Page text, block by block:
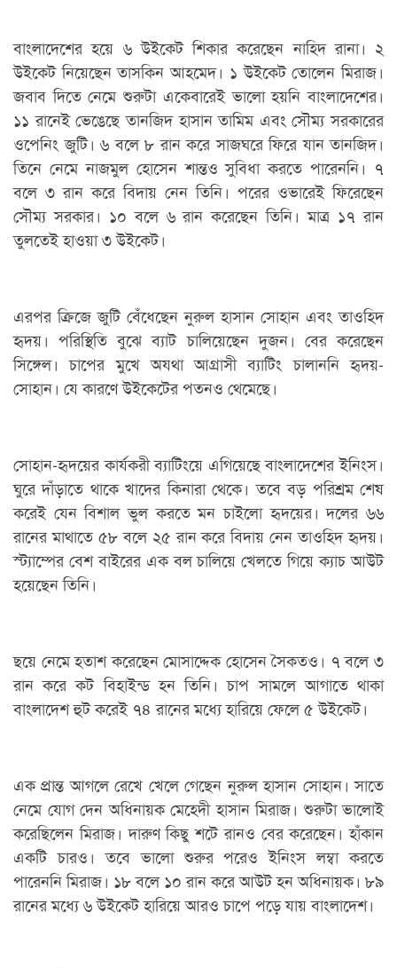
বাংলাদেশের হয়ে ৬ উইকেট শিকার করেছেন নাহিদ রানা। ২
উইকেট নিয়েছেন তাসকিন আহমেদ। ১ উইকেট তোলেন মিরাজ।
জবাব দিতে নেমে শুরুটা একেবারেই ভালো হয়নি বাংলাদেশের।
১১ রানেই ভেঙেছে তানজিদ হাসান তামিম এবং সৌম্য সরকারের
ওপেনিং জুটি। ৬ বলে ৮ রান করে সাজঘরে ফিরে যান তানজিদ।
তিনে নেমে নাজমুল হোসেন শান্তও সুবিধা করতে পারেননি। ৭
বলে ৩ রান করে বিদায় নেন তিনি। পরের ওভারেই ফিরেছেন
সৌম্য সরকার। ১০ বলে ৬ রান করেছেন তিনি। মাত্র ১৭ রান
তুলতেই হাওয়া ৩ উইকেট।
এরপর ক্রিজে জুটি বেঁধেছেন নুরুল হাসান সোহান এবং তাওহিদ
হৃদয়। পরিস্থিতি বুঝে ব্যাট চালিয়েছেন দুজন। বের করেছেন
সিঙ্গেল। চাপের মুখে অযথা আগ্রাসী ব্যাটিং চালাননি হৃদয়-
সোহান। যে কারণে উইকেটের পতনও থেমেছে।
সোহান-হৃদয়ের কার্যকরী ব্যাটিংয়ে এগিয়েছে বাংলাদেশের ইনিংস।
ঘুরে দাঁড়াতে থাকে খাদের কিনারা থেকে। তবে বড় পরিশ্রম শেষ
করেই যেন বিশাল ভুল করতে মন চাইলো হৃদয়ের। দলের ৬৬
রানের মাথাতে ৫৮ বলে ২৫ রান করে বিদায় নেন তাওহিদ হৃদয়।
স্ট্যাম্পের বেশ বাইরের এক বল চালিয়ে খেলতে গিয়ে ক্যাচ আউট
হয়েছেন তিনি।
ছয়ে নেমে হতাশ করেছেন মোসাদ্দেক হোসেন সৈকতও। ৭ বলে ৩
রান করে কট বিহাইন্ড হন তিনি। চাপ সামলে আগাতে থাকা
বাংলাদেশ হুট করেই ৭৪ রানের মধ্যে হারিয়ে ফেলে ৫ উইকেট।
এক প্রান্ত আগলে রেখে খেলে গেছেন নুরুল হাসান সোহান। সাতে
নেমে যোগ দেন অধিনায়ক মেহেদী হাসান মিরাজ। শুরুটা ভালোই
করেছিলেন মিরাজ। দারুণ কিছু শটে রানও বের করেছেন। হাঁকান
একটি চারও। তবে ভালো শুরুর পরেও ইনিংস লম্বা করতে
পারেননি মিরাজ। ১৮ বলে ১০ রান করে আউট হন অধিনায়ক। ৮৯
রানের মধ্যে ৬ উইকেট হারিয়ে আরও চাপে পড়ে যায় বাংলাদেশ।